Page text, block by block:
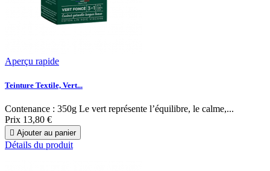
Aperçu rapide
Teinture Textile, Vert...
Contenance : 350g Le vert représente l’équilibre, le calme,...
Prix 13,80 €
 Ajouter au panier
Détails du produit